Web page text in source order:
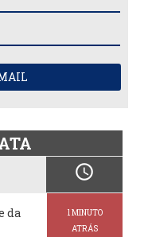
schedule
da
1 MINUTO
ATRÁS